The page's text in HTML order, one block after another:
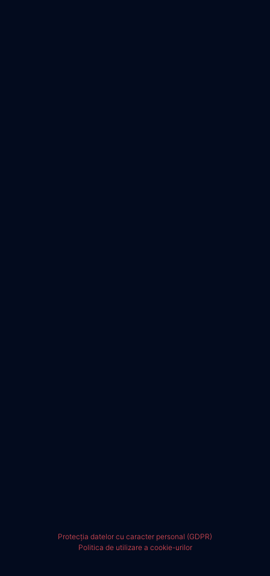
Protecția datelor cu caracter personal (GDPR)
Politica de utilizare a cookie-urilor